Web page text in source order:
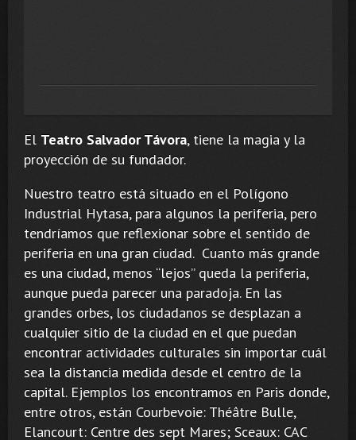
El Teatro Salvador Távora, tiene la magia y la
proyección de su fundador.
Nuestro teatro está situado en el Polígono
Industrial Hytasa, para algunos la periferia, pero
tendríamos que reflexionar sobre el sentido de
periferia en una gran ciudad. Cuanto más grande
es una ciudad, menos “lejos” queda la periferia,
aunque pueda parecer una paradoja. En las
grandes orbes, los ciudadanos se desplazan a
cualquier sitio de la ciudad en el que puedan
encontrar actividades culturales sin importar cuál
sea la distancia medida desde el centro de la
capital. Ejemplos los encontramos en Paris donde,
entre otros, están Courbevoie: Théâtre Bulle,
Elancourt: Centre des sept Mares; Sceaux: CAC